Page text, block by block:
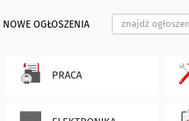
OGŁOSZENIA
PRACA